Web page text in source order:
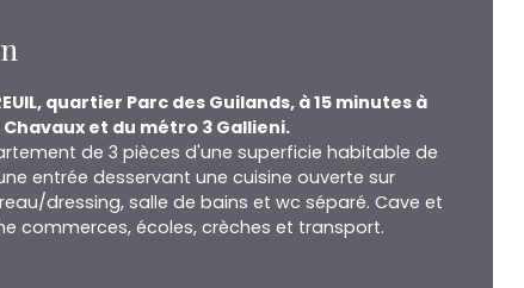
quartier Parc des Guilands, à 15 minutes à
et du métro 3 Gallieni.
de 3 pièces d'une superficie habitable de
entrée desservant une cuisine ouverte sur
dressing, salle de bains et wc séparé. Cave et
commerces, écoles, crèches et transport.